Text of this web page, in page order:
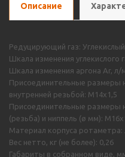
Описание
Редуцирующий газ:
Шкала изменения углекислого
Шкала изменения аргона Ar, л/
Присоединительные размеры
внутренней резьбой: М14х1,5
Присоединительные размеры
(резьба) и ниппель (ø мм):
Материал корпуса ротаметра:
Вес нетто, кг (не более): 0,26
Габариты в собранном виде,